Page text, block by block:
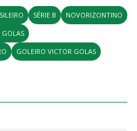
SÉRIE B
NOVORIZONTINO
GOLAS
GOLEIRO VICTOR GOLAS